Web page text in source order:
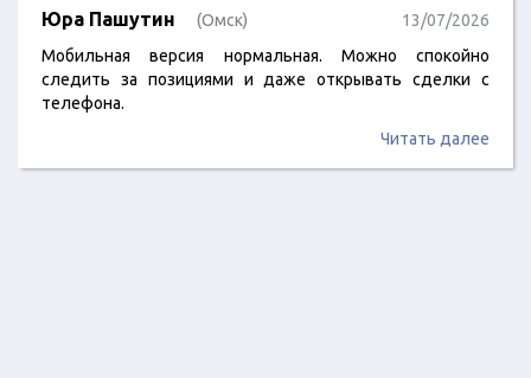
Юра Пашутин (Омск)
13/07/2026
Мобильная версия нормальная. Можно спокойно
следить за позициями и даже открывать сделки с
телефона.
Читать далее